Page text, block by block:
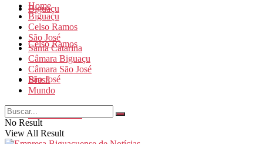
Biguaçu
Celso Ramos
São José
Santa Catarina
Home
Biguaçu
Celso Ramos
São José
Santa Catarina
Câmara Biguaçu
Câmara São José
Brasil
Mundo
No Result
View All Result